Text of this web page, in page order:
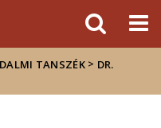
TANSZÉK > DR.